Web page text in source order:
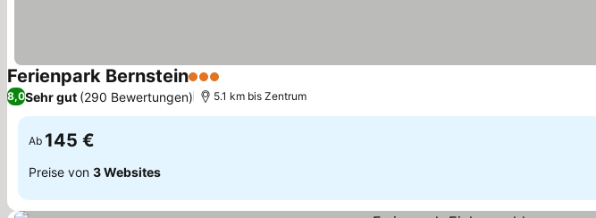
Ferienpark Bernstein3 Sterne
8,0Sehr gut (290 Bewertungen) 5.1 km bis Zentrum
Ab 145 €
Preise von 3 Websites